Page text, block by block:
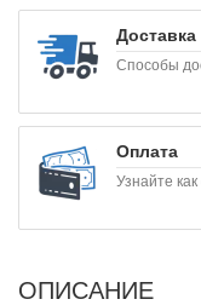
Доставка
Способы
Оплата
Узнайте
ОПИСАНИЕ